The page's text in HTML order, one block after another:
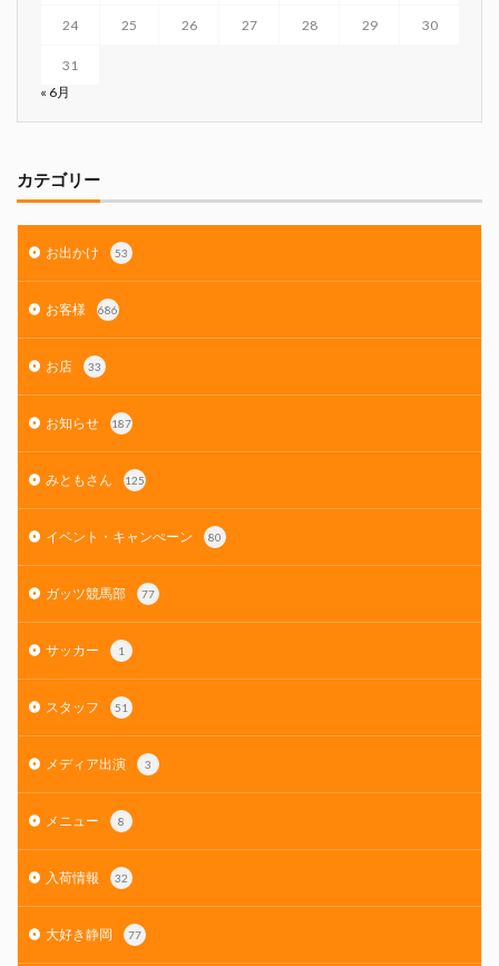
24 25 26 27 28 29 30
31
« 6月
カテゴリー
お出かけ 53
お客様 686
お店 33
お知らせ 187
みともさん 125
イベント・キャンぺーン 80
ガッツ競馬部 77
サッカー 1
スタッフ 51
メディア出演 3
メニュー 8
入荷情報 32
大好き静岡 77